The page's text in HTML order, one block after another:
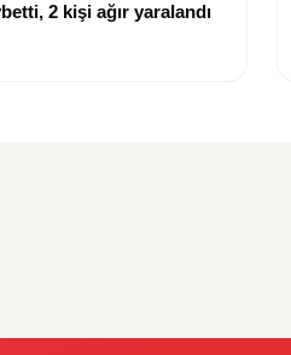
2 kişi ağır yaralandı